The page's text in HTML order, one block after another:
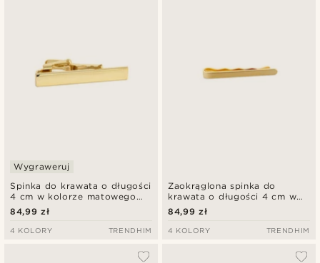
Spinka do krawata o długości
4 cm w kolorze matowego
złota
Wygraweruj
84,99 zł
4 KOLORY TRENDHIM
Zaokrąglona spinka do
krawata o długości 4 cm w
kolorze matowego złota
84,99 zł
4 KOLORY TRENDHIM